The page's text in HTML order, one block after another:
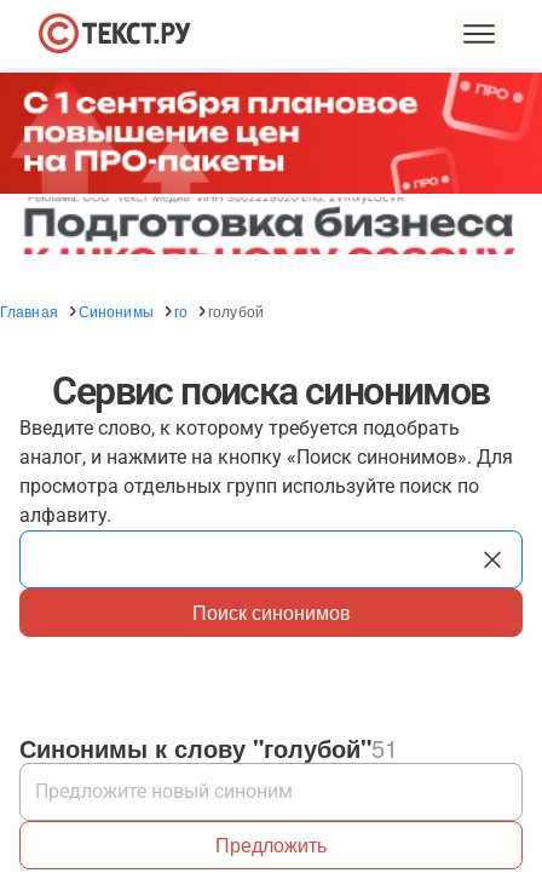
Главная Синонимы го голубой
Сервис поиска синонимов
Введите слово, к которому требуется подобрать
аналог, и нажмите на кнопку «Поиск синонимов». Для
просмотра отдельных групп используйте поиск по
алфавиту.
Поиск синонимов
Синонимы к слову "голубой"51
Предложить